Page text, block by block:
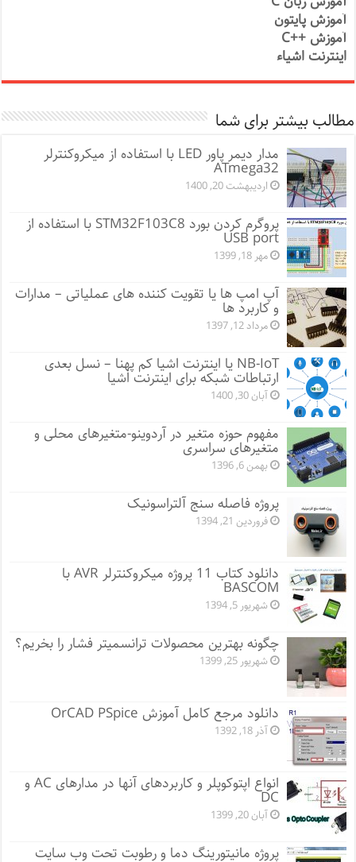
آموزش پایتون
آموزش ++C
اینترنت اشیاء
مطالب بیشتر برای شما
مدار دیمر پاور LED با استفاده از میکروکنترلر
ATmega32
اردیبهشت 20, 1400
پروگرم کردن بورد STM32F103C8 با استفاده از
USB port
مهر 18, 1399
آپ امپ ها یا تقویت کننده های عملیاتی – مدارات
و کاربرد ها
مرداد 12, 1397
NB-IoT یا اینترنت اشیا کم پهنا – نسل بعدی
ارتباطات شبکه برای اینترنت اشیا
آبان 30, 1400
مفهوم حوزه متغیر در آردوینو-متغیرهای محلی و
متغیرهای سراسری
بهمن 6, 1396
پروژه فاصله سنج آلتراسونیک
فروردین 21, 1394
دانلود کتاب 11 پروژه میکروکنترلر AVR با
BASCOM
شهریور 5, 1394
چگونه بهترین محصولات ترانسمیتر فشار را بخریم؟
شهریور 25, 1399
دانلود مرجع کامل آموزش OrCAD PSpice
آذر 18, 1392
انواع اپتوکوپلر و کاربردهای آنها در مدارهای AC و
DC
آبان 20, 1399
پروژه مانيتورينگ دما و رطوبت تحت وب سایت